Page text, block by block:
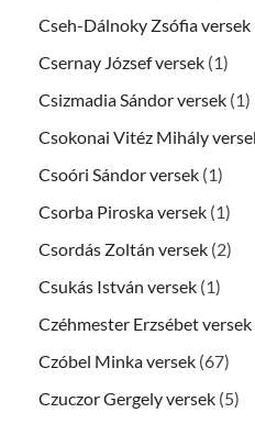
Cseh-Dálnoky Zsófia versek
Csernay József versek (1)
Csizmadia Sándor versek (1)
Csokonai Vitéz Mihály
Csoóri Sándor versek (1)
Csorba Piroska versek (1)
Csordás Zoltán versek (2)
Csukás István versek (1)
Czéhmester Erzsébet versek
Czóbel Minka versek (67)
Czuczor Gergely versek (5)